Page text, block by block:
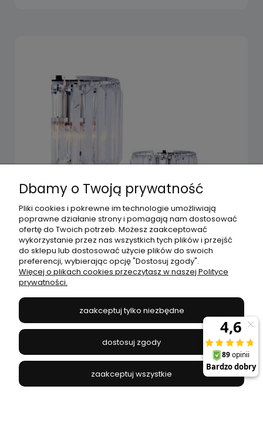
Kinkiet kryształowy w stylu glamour AMEDEO do
sypialni 17106/2W-CHR Zuma Line
299,00 zł
Dbamy o Twoją prywatność
Pliki cookies i pokrewne im technologie umożliwiają
poprawne działanie strony i pomagają nam dostosować
ofertę do Twoich potrzeb. Możesz zaakceptować
wykorzystanie przez nas wszystkich tych plików i przejść
do sklepu lub dostosować użycie plików do swoich
preferencji, wybierając opcję "Dostosuj zgody".
Więcej o plikach cookies przeczytasz w naszej Polityce
prywatności.
zaakceptuj tylko niezbędne
dostosuj zgody
zaakceptuj wszystkie